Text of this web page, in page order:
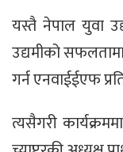
यस्तै नेपाल युवा
उद्यमीको
गर्न एनवाईईएफ
त्यसैगरी